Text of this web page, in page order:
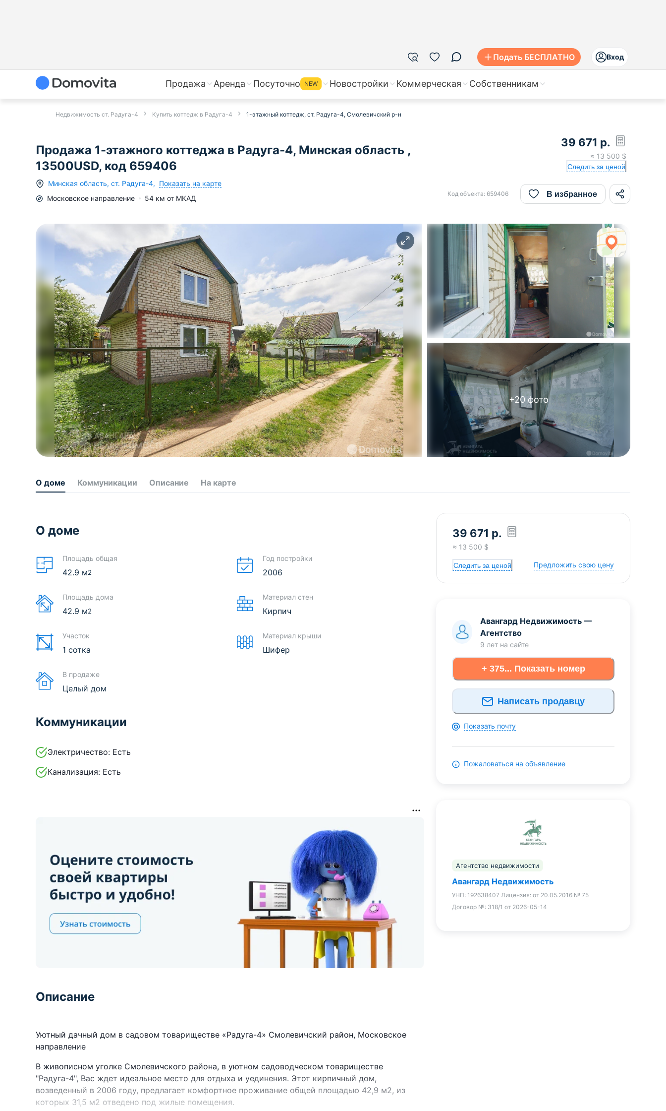
Подать БЕСПЛАТНО Вход
Продажа Аренда Посуточно NEW Новостройки Коммерческая Собственникам
Недвижимость ст. Радуга-4 Купить коттедж в Радуга-4 1-этажный коттедж, ст. Радуга-4, Смолевичский р-н
Продажа 1-этажного коттеджа в Радуга-4, Минская область ,
13500USD, код 659406
Минская область, ст. Радуга-4, Показать на карте
Московское направление 54 км от МКАД
39 671 р.
≈ 13 500 $
Следить за ценой
Код объекта: 659406 В избранное
+20 фото
О доме Коммуникации Описание На карте
О доме
Площадь общая
42.9 м2
Площадь дома
42.9 м2
Участок
1 сотка
В продаже
Целый дом
Год постройки
2006
Материал стен
Кирпич
Материал крыши
Шифер
Коммуникации
Электричество: Есть
Канализация: Есть
Описание
Уютный дачный дом в садовом товариществе «Радуга-4» Смолевичский район, Московское
направление
В живописном уголке Смолевичского района, в уютном садоводческом товариществе
"Радуга-4", Вас ждет идеальное место для отдыха и уединения. Этот кирпичный дом,
возведенный в 2006 году, предлагает комфортное проживание общей площадью 42,9 м2, из
которых 31,5 м2 отведено под жилые помещения.
39 671 р.
≈ 13 500 $
Следить за ценой Предложить свою цену
Авангард Недвижимость —
Агентство
9 лет на сайте
+ 375... Показать номер
Написать продавцу
Показать почту
Пожаловаться на объявление
Агентство недвижимости
Авангард Недвижимость
УНП: 192638407 Лицензия: от 20.05.2016 № 75
Договор №: 318/1 от 2026-05-14